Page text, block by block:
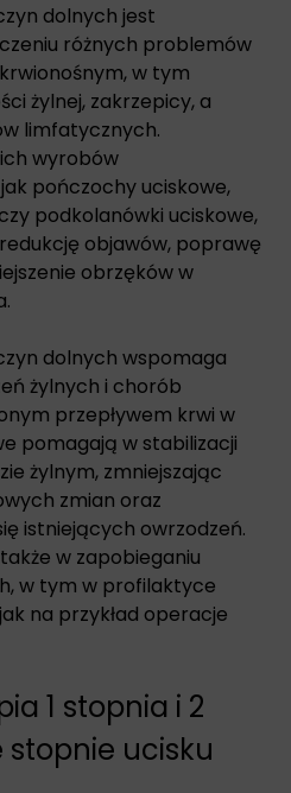
dolnych jest
różnych problemów
w tym
żylnej, zakrzepicy, a
limfatycznych.
wyrobów
pończochy uciskowe,
podkolanówki uciskowe,
objawów, poprawę
obrzęków w
dolnych wspomaga
żylnych i chorób
przepływem krwi w
pomagają w stabilizacji
żylnym, zmniejszając
zmian oraz
istniejących owrzodzeń.
w zapobieganiu
w tym w profilaktyce
na przykład operacje
1 stopnia i 2
ucisku